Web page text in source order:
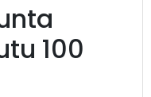
100